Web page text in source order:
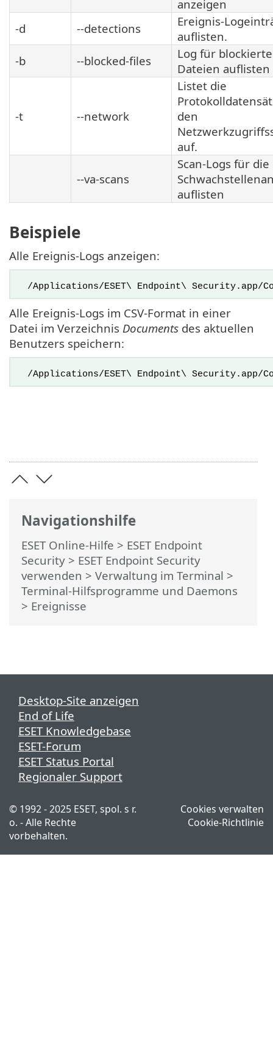
Navigationshilfe
ESET Online-Hilfe > ESET Endpoint
Security > ESET Endpoint Security
verwenden > Verwaltung im Terminal >
Terminal-Hilfsprogramme und Daemons
> Ereignisse
anzeigen
-d
--detections
Ereignis-
auflisten.
-b
--blocked-files
Log für blockierte
Dateien auflisten
-t --network
Listet die
den
auf.
--va-scans
Scan-Logs für die
auflisten
Beispiele
Alle Ereignis-Logs anzeigen:
/Applications/ESET\ Endpoint\ Security.app/
Alle Ereignis-Logs im CSV-Format in einer
Datei im Verzeichnis Documents des aktuellen
Benutzers speichern:
/Applications/ESET\ Endpoint\ Security.app/
Desktop-Site anzeigen
End of Life
ESET Knowledgebase
ESET-Forum
ESET Status Portal
Regionaler Support
© 1992 - 2025 ESET, spol. s r.
o. - Alle Rechte
vorbehalten.
Cookies verwalten
Cookie-Richtlinie